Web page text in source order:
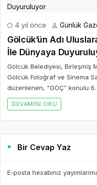
4 yıl önce Günlük
Gölcük’ün Adı
İle Dünyaya
Gölcük Belediyesi, Birleşmiş
Gölcük Fotoğraf ve Sinema
düzenlenen, “GÖÇ” konulu 6.
DEVAMINI OKU
Bir Cevap Yaz
E-posta hesabınız